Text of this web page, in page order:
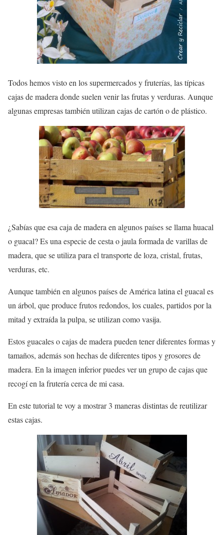
Todos hemos visto en los supermercados y fruterías, las típicas
cajas de maderadonde suelen venir las frutas y verduras. Aunque
algunas empresas también utilizan cajas de cartón o de plástico.
¿Sabías que esa caja de madera en algunos países se llamahuacal
o guacal? Es una especie de cesta o jaula formada de varillas de
madera, que se utiliza para el transporte de loza, cristal, frutas,
verduras, etc.
Aunque también en algunos países de América latina el guacal es
un árbol, que produce frutos redondos, los cuales, partidos por la
mitad y extraída la pulpa, se utilizan como vasija.
Estos guacales o cajas de madera pueden tener diferentes formas y
tamaños, además son hechas de diferentes tipos y grosores de
madera. En la imagen inferior puedes ver un grupo de cajas que
recogí en la frutería cerca de mi casa.
En este tutorial te voy a mostrar 3 maneras distintas dereutilizar
estas cajas.